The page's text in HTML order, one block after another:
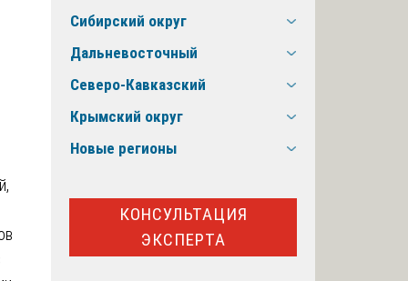
Сибирский округ
Дальневосточный
Северо-Кавказский
Крымский округ
Новые регионы
КОНСУЛЬТАЦИЯ
ЭКСПЕРТА